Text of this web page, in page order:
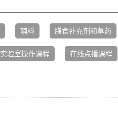
辅料 膳食补充剂和草药
实验室操作课程 在线点播课程